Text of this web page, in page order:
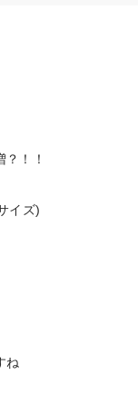
！！
イズ)
ね